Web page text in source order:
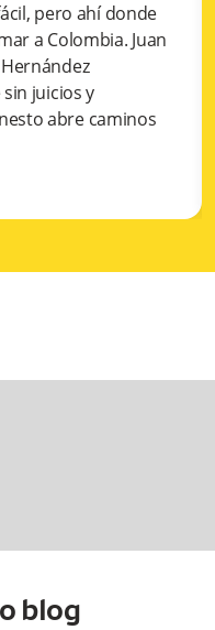
pero ahí donde
a Colombia. Juan
juicios y
abre caminos
blog